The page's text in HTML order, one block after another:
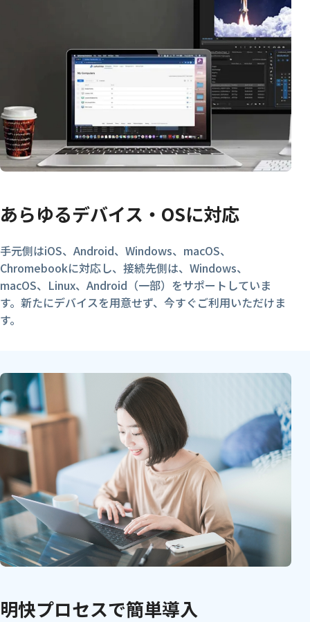
あらゆるデバイス・OSに対応
手元側はiOS、Android、Windows、macOS、
Chromebookに対応し、接続先側は、Windows、
macOS、Linux、Android（一部）をサポートしていま
す。新たにデバイスを用意せず、今すぐご利用いただけま
す。
明快プロセスで簡単導入